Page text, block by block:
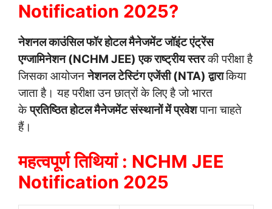
Notification 2025?
नेशनल काउंसिल फॉर होटल मैनेजमेंट जॉइंट एंट्रेंस
एग्जामिनेशन (NCHM JEE) एक राष्ट्रीय स्तरकी परीक्षा है
जिसका आयोजननेशनल टेस्टिंग एजेंसी (NTA) द्वाराकिया
जाता है। यह परीक्षा उन छात्रों के लिए है जो भारत
केप्रतिष्ठित होटल मैनेजमेंट संस्थानों में प्रवेशपाना चाहते
हैं।
महत्वपूर्ण तिथियां : NCHM JEE
Notification 2025